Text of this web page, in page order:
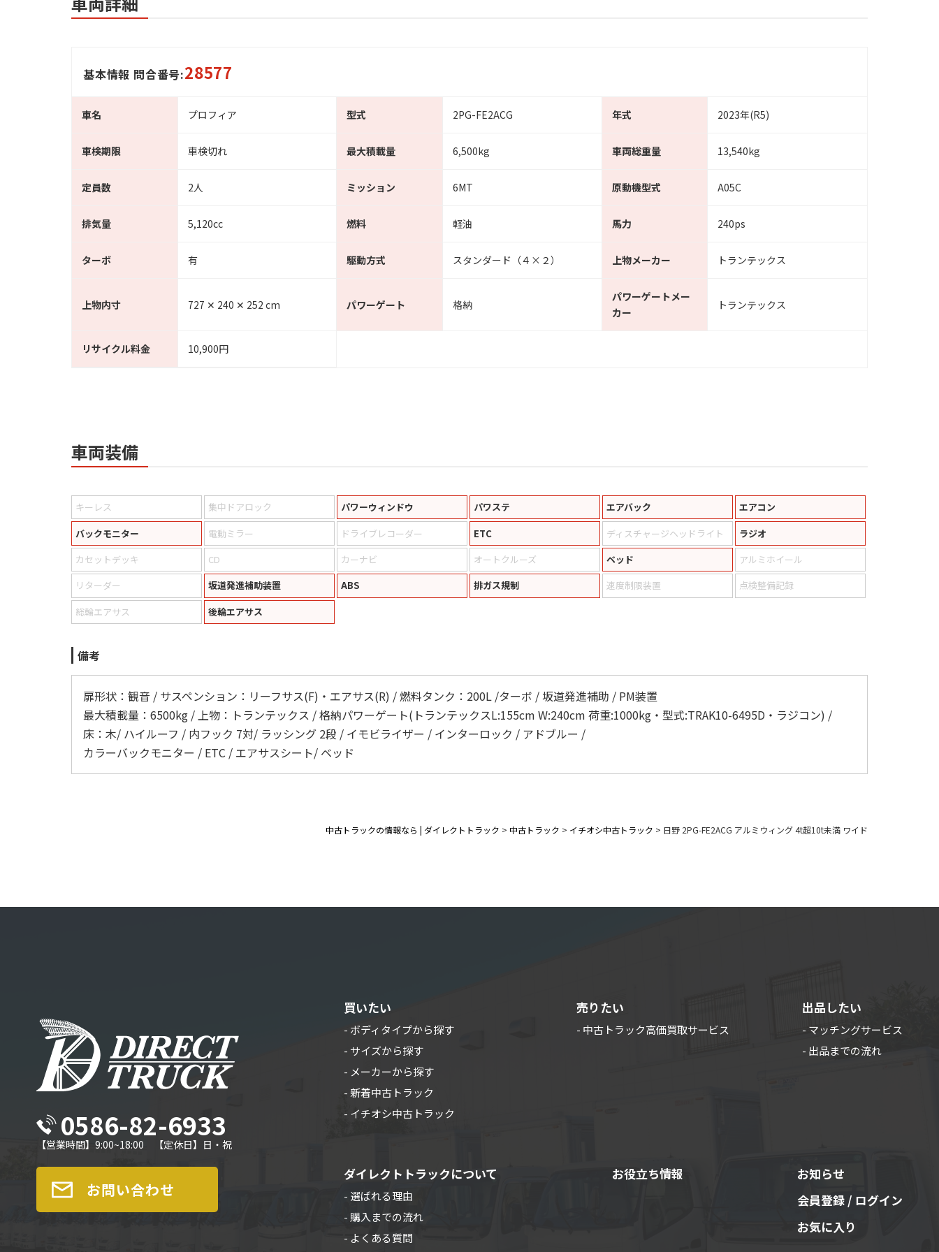
基本情報 問合番号:28577
車名 プロフィア 型式 2PG-FE2ACG 年式 2023年(R5)
車検期限 車検切れ 最大積載量 6,500kg 車両総重量 13,540kg
定員数 2人 ミッション 6MT 原動機型式 A05C
排気量 5,120cc 燃料 軽油 馬力 240ps
ターボ 有 駆動方式 スタンダード（４×２） 上物メーカー トランテックス
上物内寸 727 ✕ 240 ✕ 252 cm パワーゲート 格納
パワーゲートメー
カー
トランテックス
リサイクル料金 10,900円
車両装備
キーレス 集中ドアロック パワーウィンドウ パワステ エアバック
エアコン
バックモニター
電動ミラー ドライブレコーダー ETC ディスチャージヘッドライト
ラジオ
カセットデッキ
CD カーナビ オートクルーズ ベッド
アルミホイール
リターダー
坂道発進補助装置 ABS 排ガス規制 速度制限装置
点検整備記録
総輪エアサス
後輪エアサス
備考
扉形状：観音 / サスペンション：リーフサス(F)・エアサス(R) / 燃料タンク：200L /ターボ / 坂道発進補助 / PM装置
最大積載量：6500kg / 上物：トランテックス / 格納パワーゲート(トランテックスL:155cm W:240cm 荷重:1000kg・型式:TRAK10-6495D・ラジコン) /
床：木/ ハイルーフ / 内フック 7対/ ラッシング 2段 / イモビライザー / インターロック / アドブルー /
カラーバックモニター / ETC / エアサスシート/ ベッド
中古トラックの情報なら | ダイレクトトラック > 中古トラック > イチオシ中古トラック > 日野 2PG-FE2ACG アルミウィング 4t超10t未満 ワイド
0586-82-6933
【営業時間】9:00~18:00 【定休日】日・祝
お問い合わせ
買いたい
- ボディタイプから探す
- サイズから探す
- メーカーから探す
- 新着中古トラック
- イチオシ中古トラック
売りたい
- 中古トラック高価買取サービス
出品したい
- マッチングサービス
- 出品までの流れ
ダイレクトトラックについて
- 選ばれる理由
- 購入までの流れ
- よくある質問
お役立ち情報
お知らせ
会員登録 / ログイン
お気に入り